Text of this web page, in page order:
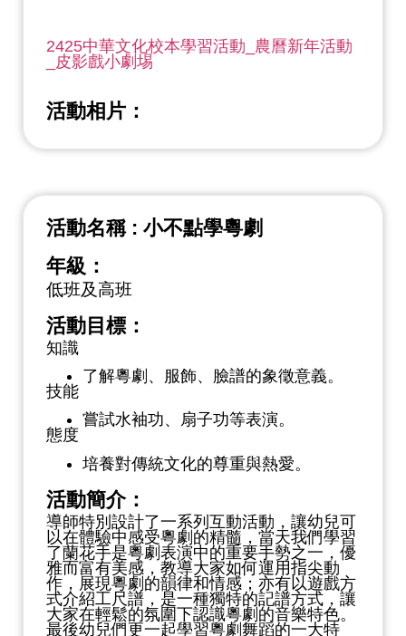
2425中華文化校本學習活動_農曆新年活動
_皮影戲小劇埸
活動相片：
活動名稱 : 小不點學粵劇
年級：
低班及高班
活動目標：
知識
了解粵劇、服飾、臉譜的象徵意義。
技能
嘗試水袖功、扇子功等表演。
態度
培養對傳統文化的尊重與熱愛。
活動簡介：
導師特別設計了一系列互動活動，讓幼兒可
以在體驗中感受粵劇的精髓，當天我們學習
了蘭花手是粵劇表演中的重要手勢之一，優
雅而富有美感，教導大家如何運用指尖動
作，展現粵劇的韻律和情感；亦有以遊戲方
式介紹工尺譜，是一種獨特的記譜方式，讓
大家在輕鬆的氛圍下認識粵劇的音樂特色。
最後幼兒們更一起學習粵劇舞蹈的一大特